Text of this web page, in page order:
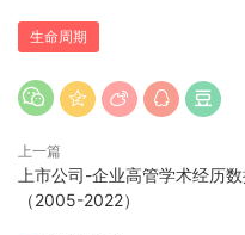
生命周期
上一篇
上市公司-企业高管学术经历
（2005-2022）